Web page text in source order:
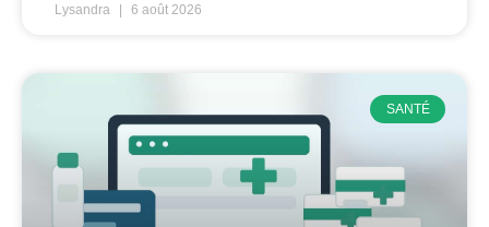
Lysandra 6 août 2026
SANTÉ